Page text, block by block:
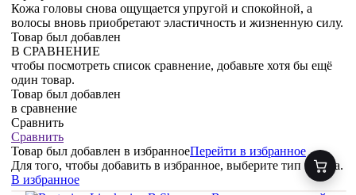
Кожа головы снова ощущается упругой и спокойной, а
волосы вновь приобретают эластичность и жизненную силу.
Товар был добавлен
В СРАВНЕНИЕ
чтобы посмотреть список сравнение, добавьте хотя бы ещё
один товар.
Товар был добавлен
в сравнение
Сравнить
Сравнить
Товар был добавлен в избранноеПерейти в избранное
Для того, чтобы добавить в избранное, выберите тип товара.
В избранное